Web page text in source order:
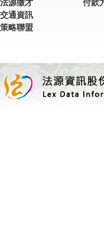
法源徵才
交通資訊
策略聯盟
付款